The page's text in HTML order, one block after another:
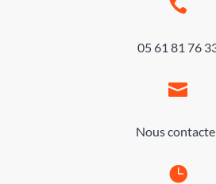

05 61 81 76

Nous
